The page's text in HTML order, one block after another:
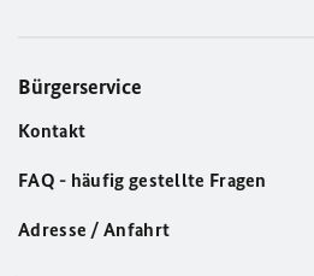
Bürgerservice
Kontakt
FAQ - häufig gestellte Fragen
Adresse / Anfahrt